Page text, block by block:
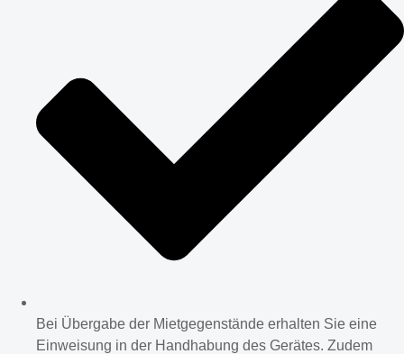
Bei Übergabe der Mietgegenstände erhalten Sie eine
Einweisung in der Handhabung des Gerätes. Zudem